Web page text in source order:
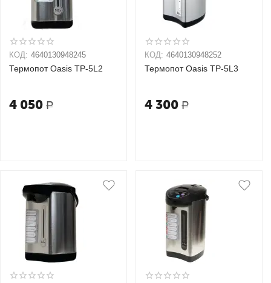
КОД: 4640130948245
Термопот Oasis TP-5L2
4 050 Р
КОД: 4640130948252
Термопот Oasis TP-5L3
4 300 Р